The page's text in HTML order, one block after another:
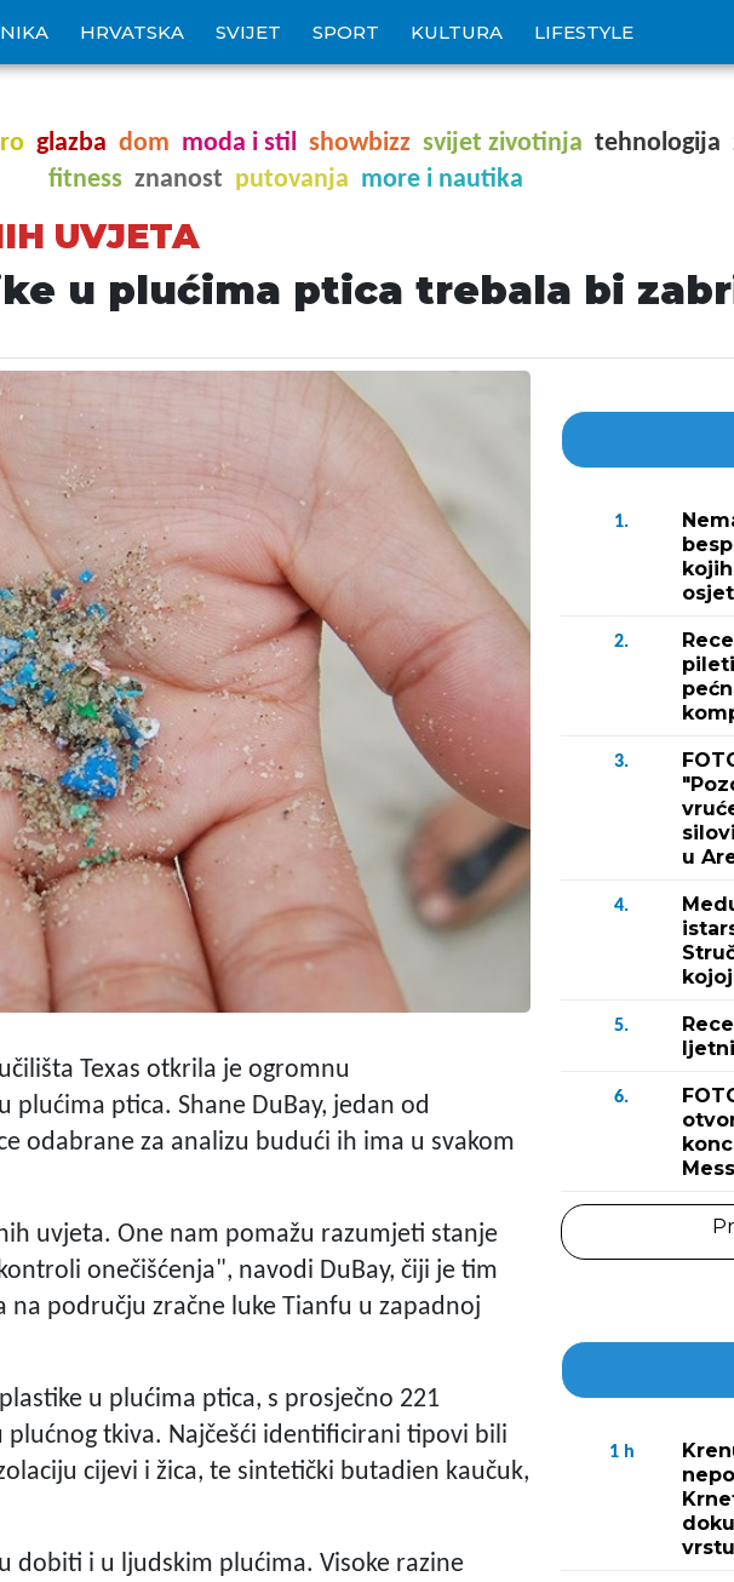
HRVATSKA SVIJET SPORT KULTURA LIFESTYLE
glazba dom moda i stil showbizz svijet zivotinja tehnologija
fitness znanost putovanja more i nautika
UVJETA
u plućima ptica trebala bi
Texas otkrila je ogromnu
ptica. Shane DuBay, jedan od
odabrane za analizu budući ih ima u svakom
uvjeta. One nam pomažu razumjeti stanje
onečišćenja", navodi DuBay, čiji je tim
području zračne luke Tianfu u zapadnoj
u plućima ptica, s prosječno 221
tkiva. Najčešći identificirani tipovi bili
cijevi i žica, te sintetički butadien kaučuk,
dobiti i u ljudskim plućima. Visoke razine
1.
2.
3.
u
4.
5.
6.
1 h